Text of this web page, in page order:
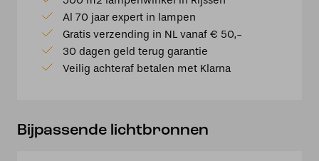
20's
Nikkel
aantal
Al 70 jaar expert in lampen
Gratis verzending in NL vanaf € 50,-
30 dagen geld terug garantie
Veilig achteraf betalen met Klarna
Bijpassende lichtbronnen